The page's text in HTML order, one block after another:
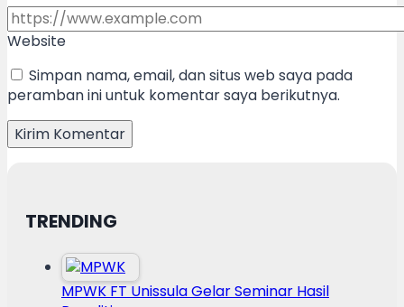
Website
Simpan nama, email, dan situs web saya pada
peramban ini untuk komentar saya berikutnya.
TRENDING
MPWK FT Unissula Gelar Seminar Hasil